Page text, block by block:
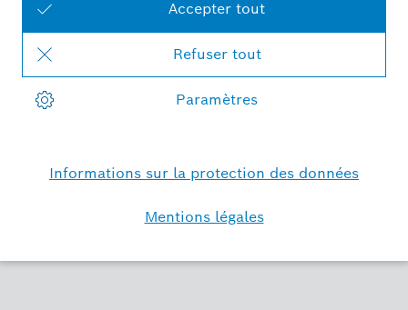
Directive sur la protection des